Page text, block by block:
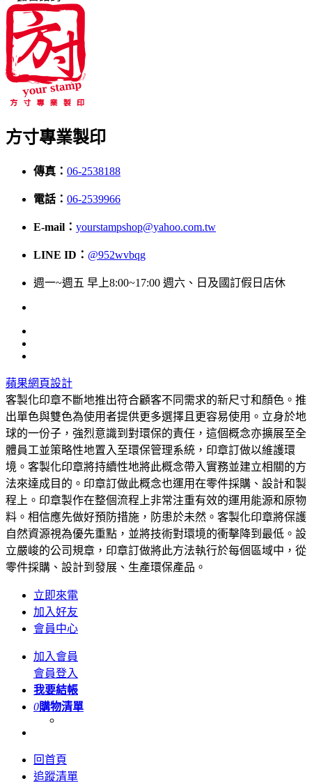
方寸專業製印
傳真： 06-2538188
電話： 06-2539966
E-mail： yourstampshop@yahoo.com.tw
LINE ID： @952wvbqg
週一~週五 早上8:00~17:00 週六、日及國訂假日店休
蘋果網頁設計
客製化印章不斷地推出符合顧客不同需求的新尺寸和顏色。推
出單色與雙色為使用者提供更多選擇且更容易使用。立身於地
球的一份子，強烈意識到對環保的責任，這個概念亦擴展至全
體員工並策略性地置入至環保管理系統，印章訂做以維護環
境。客製化印章將持續性地將此概念帶入實務並建立相關的方
法來達成目的。印章訂做此概念也運用在零件採購、設計和製
程上。印章製作在整個流程上非常注重有效的運用能源和原物
料。相信應先做好預防措施，防患於未然。客製化印章將保護
自然資源視為優先重點，並將技術對環境的衝擊降到最低。設
立嚴峻的公司規章，印章訂做將此方法執行於每個區域中，從
零件採購、設計到發展、生產環保產品。
立即來電
加入好友
會員中心
加入會員
會員登入
我要結帳
0購物清單
回首頁
追蹤清單